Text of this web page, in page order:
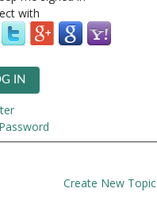
with
IN
Create New Topic